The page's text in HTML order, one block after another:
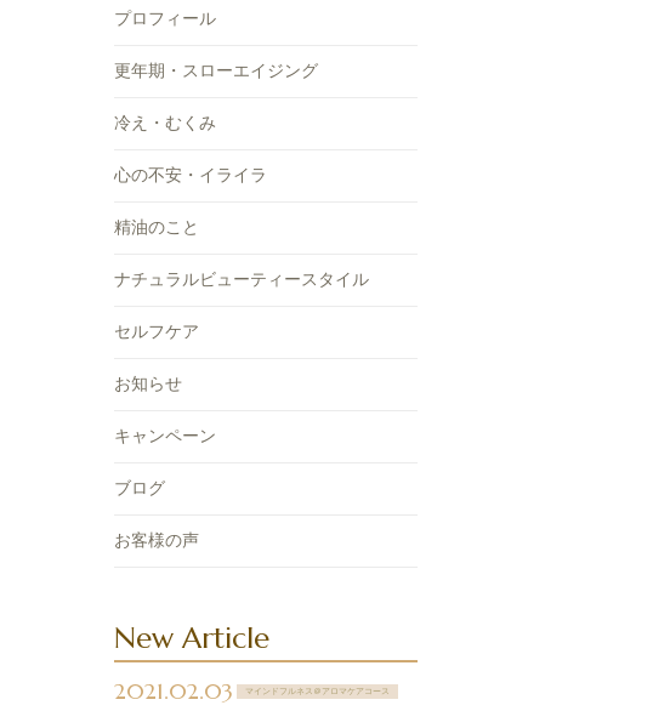
プロフィール
更年期・スローエイジング
冷え・むくみ
心の不安・イライラ
精油のこと
ナチュラルビューティースタイル
セルフケア
お知らせ
キャンペーン
ブログ
お客様の声
New Article
2021.02.03 マインドフルネス＠アロマケアコース